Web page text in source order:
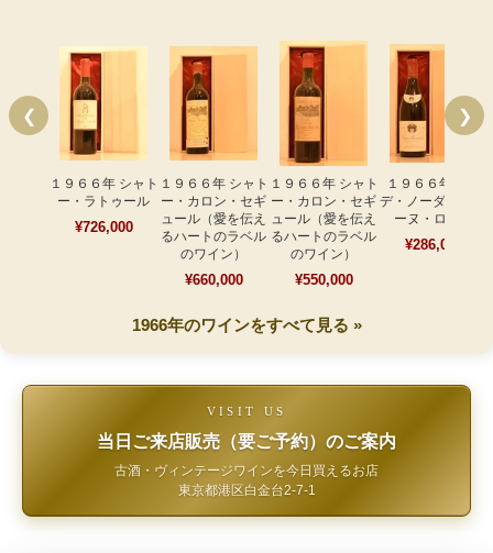
❮
１９６６年 シャト
ー・ラトゥール
¥726,000
１９６６年 シャト
ー・カロン・セギ
ュール（愛を伝え
るハートのラベル
のワイン）
¥660,000
１９６６年 シャト
ー・カロン・セギ
ュール（愛を伝え
るハートのラベル
のワイン）
¥550,000
１９６６年 ドゥ
デ・ノーダン ヴォ
ーヌ・ロマネ
¥286,000
❯
1966年のワインをすべて見る »
VISIT US
当日ご来店販売（要ご予約）のご案内
古酒・ヴィンテージワインを今日買えるお店
東京都港区白金台2-7-1